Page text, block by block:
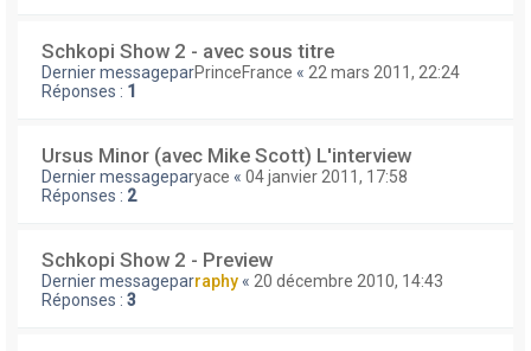
Schkopi Show 2 - avec sous titre
Dernier messageparPrinceFrance « 22 mars 2011, 22:24
Réponses : 1
Ursus Minor (avec Mike Scott) L'interview
Dernier messageparyace « 04 janvier 2011, 17:58
Réponses : 2
Schkopi Show 2 - Preview
Dernier messageparraphy « 20 décembre 2010, 14:43
Réponses : 3